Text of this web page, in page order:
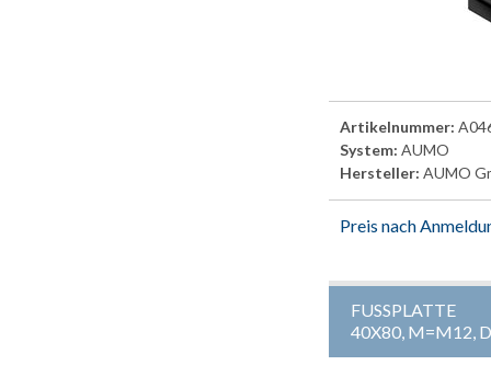
Artikelnummer:
System: AUMO
Hersteller: AUMO
Preis nach
FUSSPLATTE
40X80, M=M12,